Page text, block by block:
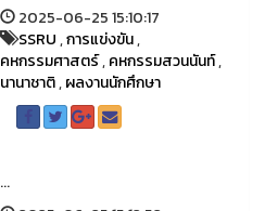
2025-06-25 15:10:17
SSRU,การแข่งขัน,
คหกรรมศาสตร์,คหกรรมสวนนันท์,
นานาชาติ,ผลงานนักศึกษา
...